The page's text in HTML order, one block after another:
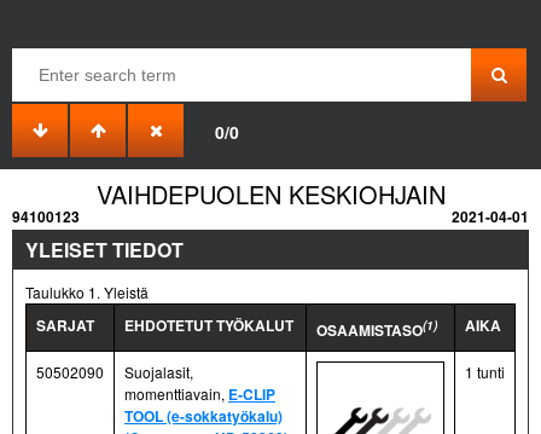
0/0
VAIHDEPUOLEN KESKIOHJAIN
94100123 2021-04-01
YLEISET TIEDOT
Taulukko 1. Yleistä
SARJAT EHDOTETUT TYÖKALUT OSAAMISTASO(1) AIKA
50502090
Suojalasit,
momenttiavain, E-CLIP
TOOL (e-sokkatyökalu)
1 tunti